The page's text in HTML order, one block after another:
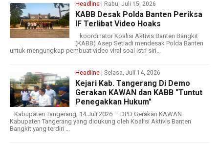
Headline | Rabu, Juli 15, 2026
KABB Desak Polda Banten Periksa
IF Terlibat Video Hoaks ‎ ‎
koordinator Koalisi Aktivis Banten Bangkit
(KABB) Asep Setiadi mendesak Polda Banten
untuk mengungkap pembuat video viral soal istri siri...
Headline | Selasa, Juli 14, 2026
Kejari Kab. Tangerang Di Demo
Gerakan KAWAN dan KABB "Tuntut
Penegakkan Hukum"
Kabupaten Tangerang, 14 Juli 2026 — DPD Gerakan KAWAN
Kabupaten Tangerang yang didukung oleh Koalisi Aktivis Banten
Bangkit yang terdiri ...